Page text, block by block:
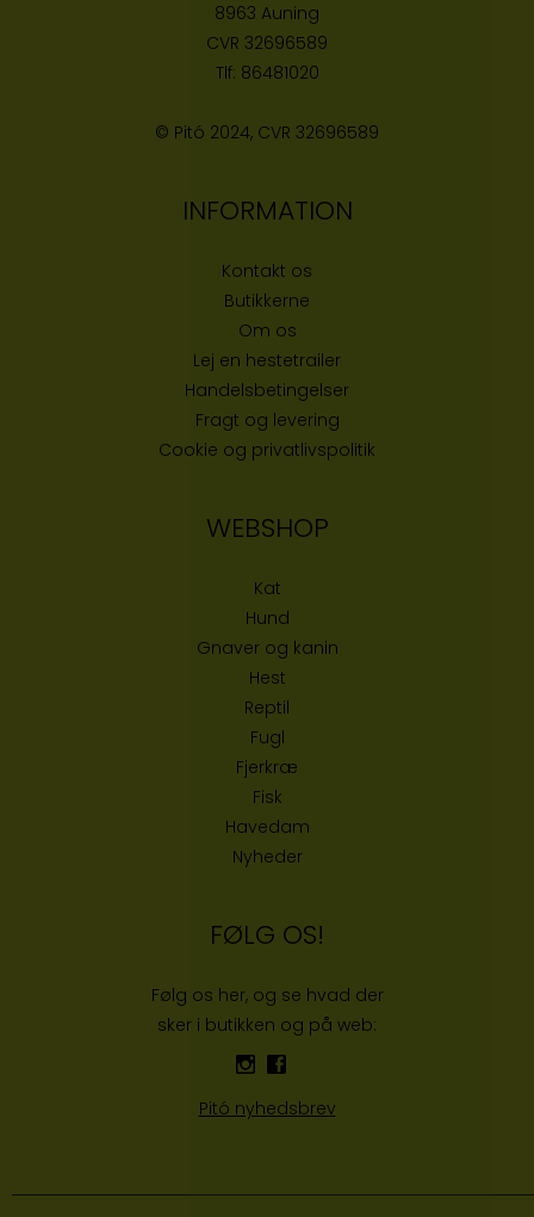
8963 Auning
CVR 32696589
Tlf: 86481020
© Pitó 2024, CVR 32696589
INFORMATION
Kontakt os
Butikkerne
Om os
Lej en hestetrailer
Handelsbetingelser
Fragt og levering
Cookie og privatlivspolitik
WEBSHOP
Kat
Hund
Gnaver og kanin
Hest
Reptil
Fugl
Fjerkræ
Fisk
Havedam
Nyheder
FØLG OS!
Følg os her, og se hvad der
sker i butikken og på web:
Pitó nyhedsbrev